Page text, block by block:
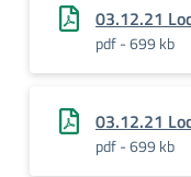
03.12.21
pdf - 699 kb
03.12.21
pdf - 699 kb